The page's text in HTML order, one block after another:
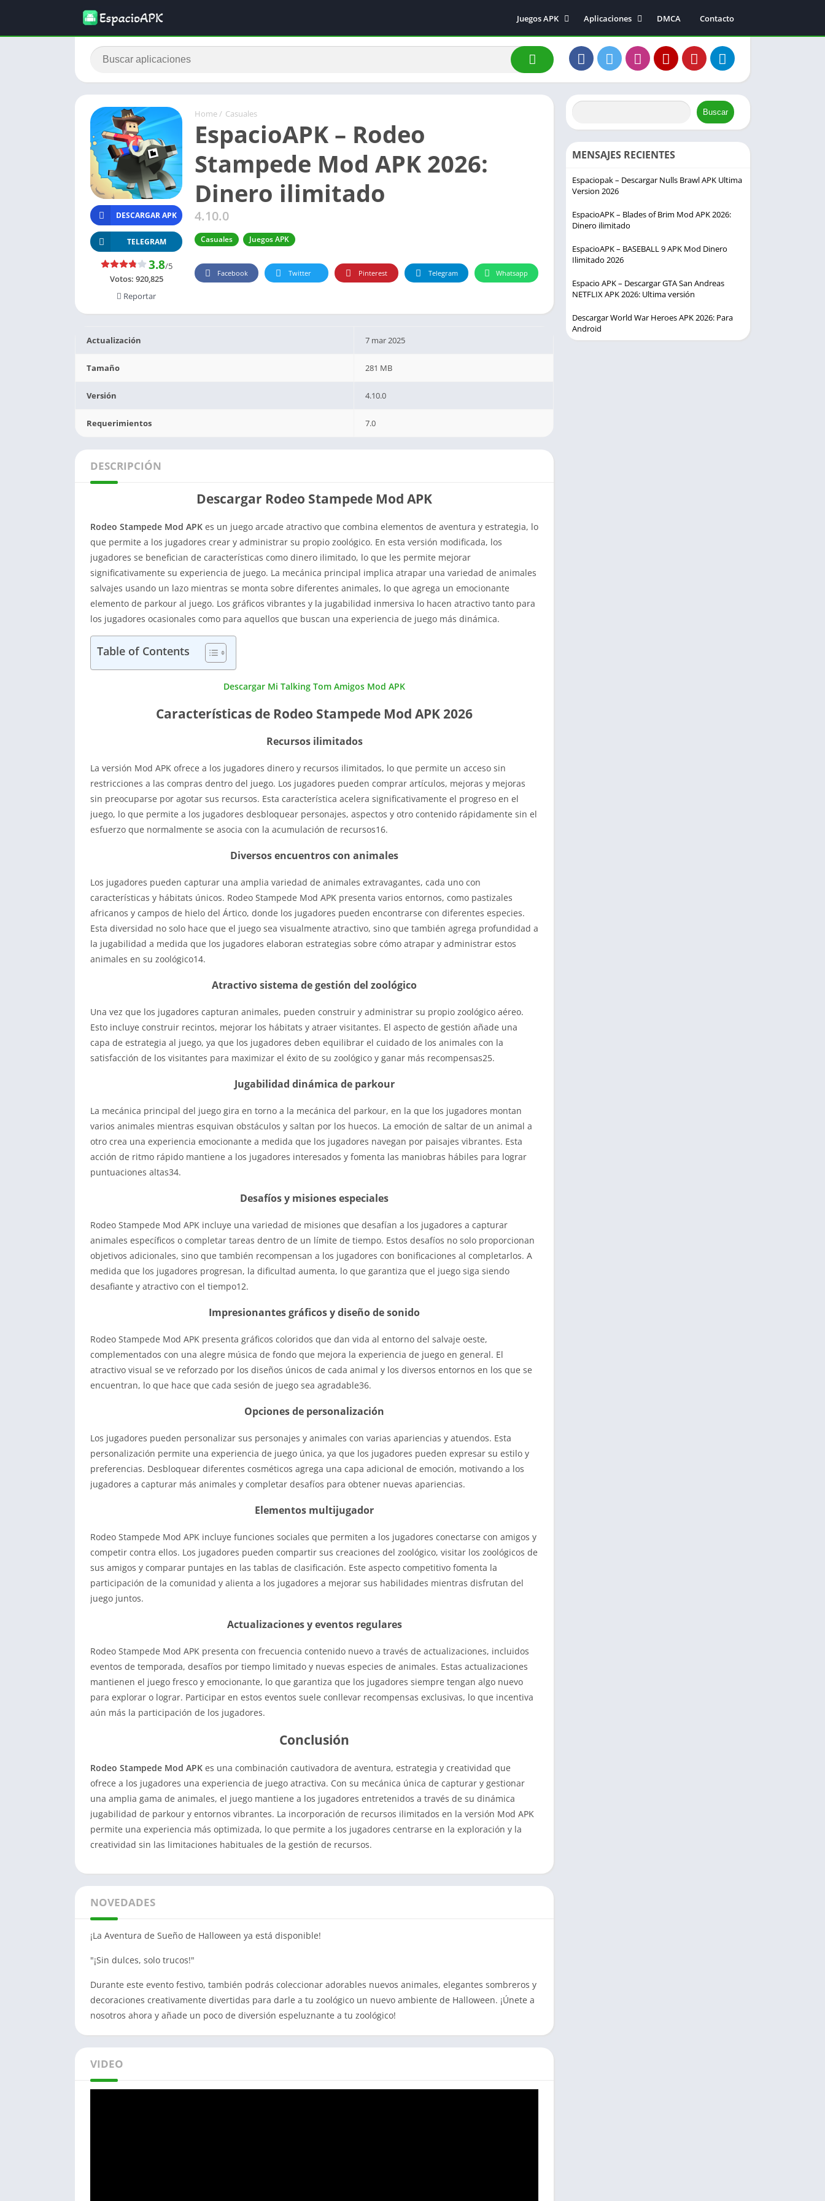
Juegos APK
Acción
Arcade
Aventura
Carreras
Aplicaciones
Música y audio
Entretenimiento
Comunicación
DMCA Contacto
Home / Casuales
EspacioAPK – Rodeo
Stampede Mod APK 2026:
Dinero ilimitado
4.10.0
Casuales Juegos APK
DESCARGAR APK
TELEGRAM
3.8/5
Votos: 920,825
Reportar
Facebook Twitter Pinterest Telegram Whatsapp
Actualización 7 mar 2025
Tamaño 281 MB
Versión 4.10.0
Requerimientos 7.0
DESCRIPCIÓN
Descargar Rodeo Stampede Mod APK
Rodeo Stampede Mod APK es un juego arcade atractivo que combina elementos de aventura y estrategia, lo
que permite a los jugadores crear y administrar su propio zoológico. En esta versión modificada, los
jugadores se benefician de características como dinero ilimitado, lo que les permite mejorar
significativamente su experiencia de juego. La mecánica principal implica atrapar una variedad de animales
salvajes usando un lazo mientras se monta sobre diferentes animales, lo que agrega un emocionante
elemento de parkour al juego. Los gráficos vibrantes y la jugabilidad inmersiva lo hacen atractivo tanto para
los jugadores ocasionales como para aquellos que buscan una experiencia de juego más dinámica.
Table of Contents
Descargar Mi Talking Tom Amigos Mod APK
Características de Rodeo Stampede Mod APK 2026
Recursos ilimitados
La versión Mod APK ofrece a los jugadores dinero y recursos ilimitados, lo que permite un acceso sin
restricciones a las compras dentro del juego. Los jugadores pueden comprar artículos, mejoras y mejoras
sin preocuparse por agotar sus recursos. Esta característica acelera significativamente el progreso en el
juego, lo que permite a los jugadores desbloquear personajes, aspectos y otro contenido rápidamente sin el
esfuerzo que normalmente se asocia con la acumulación de recursos16.
Diversos encuentros con animales
Los jugadores pueden capturar una amplia variedad de animales extravagantes, cada uno con
características y hábitats únicos. Rodeo Stampede Mod APK presenta varios entornos, como pastizales
africanos y campos de hielo del Ártico, donde los jugadores pueden encontrarse con diferentes especies.
Esta diversidad no solo hace que el juego sea visualmente atractivo, sino que también agrega profundidad a
la jugabilidad a medida que los jugadores elaboran estrategias sobre cómo atrapar y administrar estos
animales en su zoológico14.
Atractivo sistema de gestión del zoológico
Una vez que los jugadores capturan animales, pueden construir y administrar su propio zoológico aéreo.
Esto incluye construir recintos, mejorar los hábitats y atraer visitantes. El aspecto de gestión añade una
capa de estrategia al juego, ya que los jugadores deben equilibrar el cuidado de los animales con la
satisfacción de los visitantes para maximizar el éxito de su zoológico y ganar más recompensas25.
Jugabilidad dinámica de parkour
La mecánica principal del juego gira en torno a la mecánica del parkour, en la que los jugadores montan
varios animales mientras esquivan obstáculos y saltan por los huecos. La emoción de saltar de un animal a
otro crea una experiencia emocionante a medida que los jugadores navegan por paisajes vibrantes. Esta
acción de ritmo rápido mantiene a los jugadores interesados ​​y fomenta las maniobras hábiles para lograr
puntuaciones altas34.
Desafíos y misiones especiales
Rodeo Stampede Mod APK incluye una variedad de misiones que desafían a los jugadores a capturar
animales específicos o completar tareas dentro de un límite de tiempo. Estos desafíos no solo proporcionan
objetivos adicionales, sino que también recompensan a los jugadores con bonificaciones al completarlos. A
medida que los jugadores progresan, la dificultad aumenta, lo que garantiza que el juego siga siendo
desafiante y atractivo con el tiempo12.
Impresionantes gráficos y diseño de sonido
Rodeo Stampede Mod APK presenta gráficos coloridos que dan vida al entorno del salvaje oeste,
complementados con una alegre música de fondo que mejora la experiencia de juego en general. El
atractivo visual se ve reforzado por los diseños únicos de cada animal y los diversos entornos en los que se
encuentran, lo que hace que cada sesión de juego sea agradable36.
Opciones de personalización
Los jugadores pueden personalizar sus personajes y animales con varias apariencias y atuendos. Esta
personalización permite una experiencia de juego única, ya que los jugadores pueden expresar su estilo y
preferencias. Desbloquear diferentes cosméticos agrega una capa adicional de emoción, motivando a los
jugadores a capturar más animales y completar desafíos para obtener nuevas apariencias.
Elementos multijugador
Rodeo Stampede Mod APK incluye funciones sociales que permiten a los jugadores conectarse con amigos y
competir contra ellos. Los jugadores pueden compartir sus creaciones del zoológico, visitar los zoológicos de
sus amigos y comparar puntajes en las tablas de clasificación. Este aspecto competitivo fomenta la
participación de la comunidad y alienta a los jugadores a mejorar sus habilidades mientras disfrutan del
juego juntos.
Actualizaciones y eventos regulares
Rodeo Stampede Mod APK presenta con frecuencia contenido nuevo a través de actualizaciones, incluidos
eventos de temporada, desafíos por tiempo limitado y nuevas especies de animales. Estas actualizaciones
mantienen el juego fresco y emocionante, lo que garantiza que los jugadores siempre tengan algo nuevo
para explorar o lograr. Participar en estos eventos suele conllevar recompensas exclusivas, lo que incentiva
aún más la participación de los jugadores.
Conclusión
Rodeo Stampede Mod APK es una combinación cautivadora de aventura, estrategia y creatividad que
ofrece a los jugadores una experiencia de juego atractiva. Con su mecánica única de capturar y gestionar
una amplia gama de animales, el juego mantiene a los jugadores entretenidos a través de su dinámica
jugabilidad de parkour y entornos vibrantes. La incorporación de recursos ilimitados en la versión Mod APK
permite una experiencia más optimizada, lo que permite a los jugadores centrarse en la exploración y la
creatividad sin las limitaciones habituales de la gestión de recursos.
NOVEDADES
¡La Aventura de Sueño de Halloween ya está disponible!
"¡Sin dulces, solo trucos!"
Durante este evento festivo, también podrás coleccionar adorables nuevos animales, elegantes sombreros y
decoraciones creativamente divertidas para darle a tu zoológico un nuevo ambiente de Halloween. ¡Únete a
nosotros ahora y añade un poco de diversión espeluznante a tu zoológico!
VIDEO
Buscar
MENSAJES RECIENTES
Espaciopak – Descargar Nulls Brawl APK Ultima
Version 2026
EspacioAPK – Blades of Brim Mod APK 2026:
Dinero ilimitado
EspacioAPK – BASEBALL 9 APK Mod Dinero
Ilimitado 2026
Espacio APK – Descargar GTA San Andreas
NETFLIX APK 2026: Ultima versión
Descargar World War Heroes APK 2026: Para
Android